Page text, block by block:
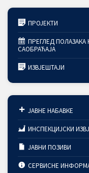
ПРОЈЕКТИ
ПРЕГЛЕД
САОБРАЋАЈА
ИЗВЈЕШТАЈИ
ЈАВНЕ НАБАВКЕ
ИНСПЕКЦИЈСКИ
ЈАВНИ ПОЗИВИ
СЕРВИСНЕ